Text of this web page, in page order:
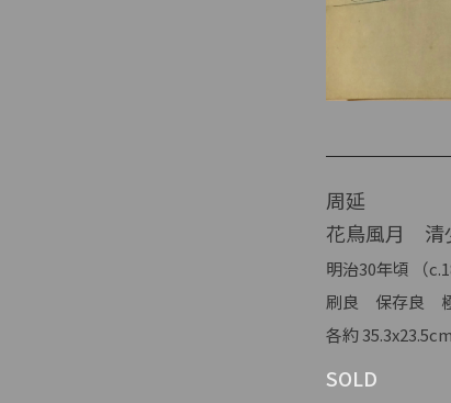
周延
花鳥風月
明治30年頃 （
刷良 保存良
各約
SOLD